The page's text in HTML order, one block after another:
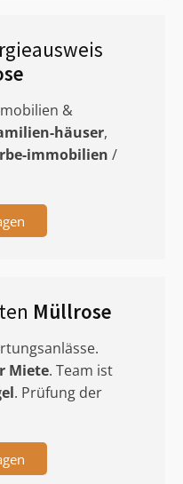
&
häuser,
immobilien /
Müllrose
Miete. Team ist
. Prüfung der